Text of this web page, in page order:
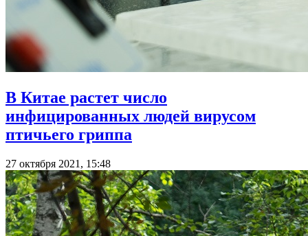
В Китае растет число
инфицированных людей вирусом
птичьего гриппа
27 октября 2021, 15:48